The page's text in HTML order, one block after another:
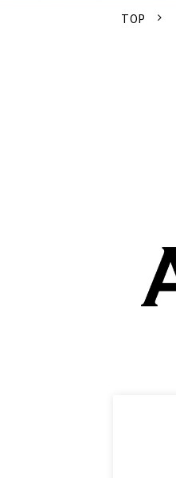
TOP